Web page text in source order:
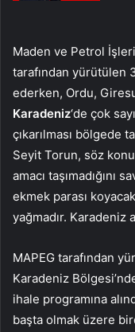
Maden ve Petrol
tarafından yürütülen
ederken, Ordu,
Karadeniz‘de çok
çıkarılması bölgede
Seyit Torun, söz
amacı taşımadığını
ekmek parası
yağmadır. Karadeniz
MAPEG tarafından
Karadeniz
ihale programına
başta olmak üzere